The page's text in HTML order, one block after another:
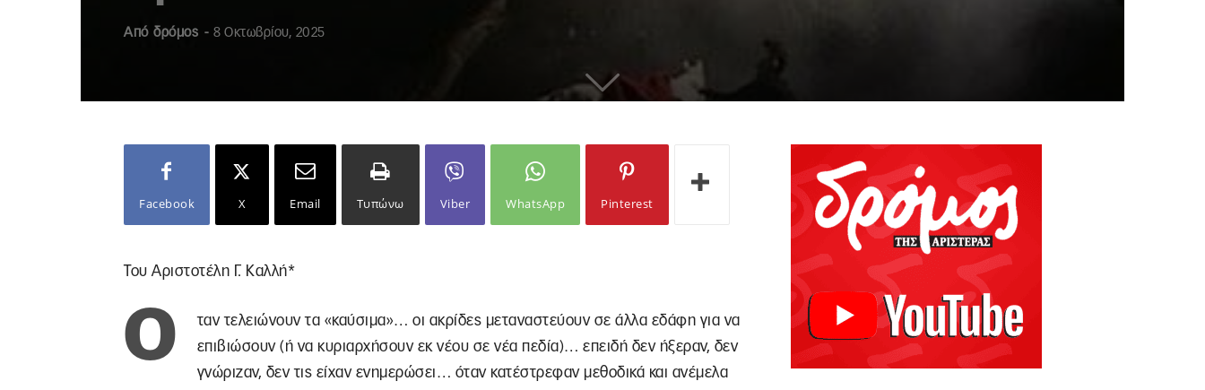
Από δρόμος - 8 Οκτωβρίου, 2025
Facebook X Email Τυπώνω Viber WhatsApp Pinterest
Του Αριστοτέλη Γ. Καλλή*
Ό
ταν τελειώνουν τα «καύσιμα»… οι ακρίδες μεταναστεύουν σε άλλα εδάφη για να
επιβιώσουν (ή να κυριαρχήσουν εκ νέου σε νέα πεδία)… επειδή δεν ήξεραν, δεν
γνώριζαν, δεν τις είχαν ενημερώσει… όταν κατέστρεφαν μεθοδικά και ανέμελα